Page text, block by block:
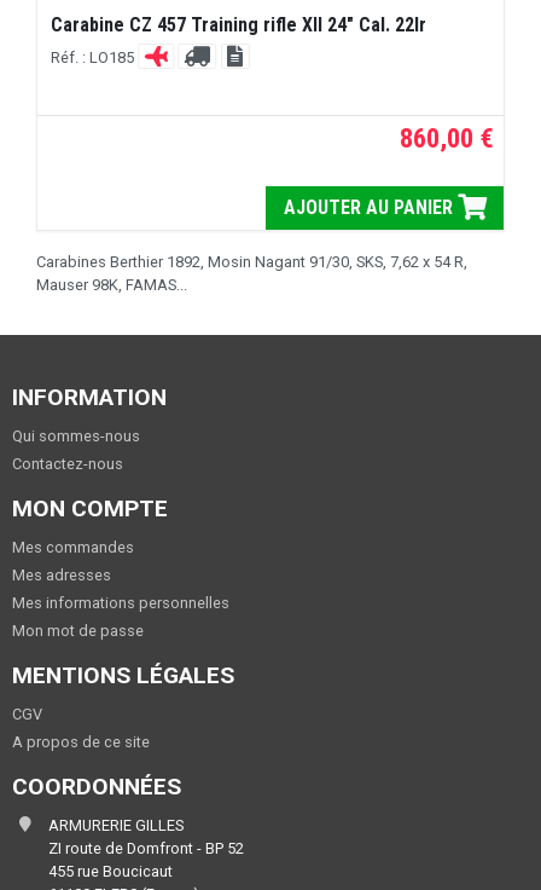
Carabine CZ 457 Training rifle XII 24" Cal. 22lr
Réf. : LO185
860,00 €
AJOUTER AU PANIER
Carabines Berthier 1892, Mosin Nagant 91/30, SKS, 7,62 x 54 R,
Mauser 98K, FAMAS...
INFORMATION
Qui sommes-nous
Contactez-nous
MON COMPTE
Mes commandes
Mes adresses
Mes informations personnelles
Mon mot de passe
MENTIONS LÉGALES
CGV
A propos de ce site
COORDONNÉES
ARMURERIE GILLES
ZI route de Domfront - BP 52
455 rue Boucicaut